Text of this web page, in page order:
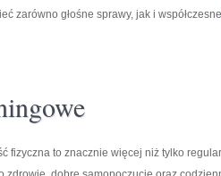
zarówno głośne sprawy, jak i współczesne
fizyczna to znacznie więcej niż tylko